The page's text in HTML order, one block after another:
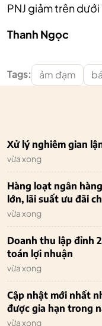
PNJ giảm trên dưới
Thanh Ngọc
Tags: ảm đạm
Xử lý nghiêm gian
vừa xong
Hàng loạt ngân
lớn, lãi suất ưu đãi
vừa xong
Doanh thu lập đỉnh
toán lợi nhuận
vừa xong
Cập nhật mới nhất
được gia hạn trong
vừa xong